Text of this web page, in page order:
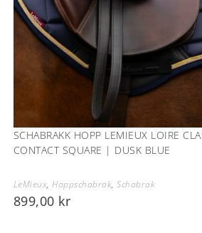
SCHABRAKK HOPP LEMIEUX LOIRE
CONTACT SQUARE | DUSK BLUE
LeMieux,Hoppschabrak,Schabrak
899,00 kr